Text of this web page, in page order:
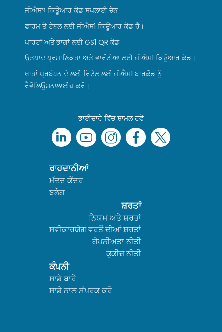
ਜੀਐਸ੧ ਕਿਊਆਰ ਕੋਡ ਸਪਲਾਈ ਚੇਨ
ਫਾਰਮ ਤੋ ਟੇਬਲ ਲਈ ਜੀਐਸ1 ਕਿਊਆਰ ਕੋਡ ਹੈ।
ਪਾਰਟਾਂ ਅਤੇ ਭਾਗਾਂ ਲਈ GS1 QR ਕੋਡ
ਉਤਪਾਦ ਪ੍ਰਮਾਣਿਕਤਾ ਅਤੇ ਵਾਰੰਟੀਆਂ ਲਈ ਜੀਐਸ1 ਕਿਊਆਰ ਕੋਡ।
ਖਾਤਾਂ ਪ੍ਰਬੰਧਨ ਦੇ ਲਈ ਰਿਟੇਲ ਲਈ ਜੀਐਸ1 ਬਾਰਕੋਡ ਨੂੰ
ਰੈਵੋਲਿਊਸ਼ਨਾਲਾਈਜ਼ ਕਰੋ।
ਭਾਈਚਾਰੇ ਵਿੱਚ ਸ਼ਾਮਲ ਹੋਵੋ
ਰਾਹਦਾਨੀਆਂ
ਮੱਦਦ ਕੇਂਦਰ
ਬਲੌਗ
ਸ਼ਰਤਾਂ
ਨਿਯਮ ਅਤੇ ਸ਼ਰਤਾਂ
ਸਵੀਕਾਰਯੋਗ ਵਰਤੋਂ ਦੀਆਂ ਸ਼ਰਤਾਂ
ਗੋਪਨੀਅਤਾ ਨੀਤੀ
ਕੁਕੀਜ਼ ਨੀਤੀ
ਕੰਪਨੀ
ਸਾਡੇ ਬਾਰੇ
ਸਾਡੇ ਨਾਲ ਸੰਪਰਕ ਕਰੋ